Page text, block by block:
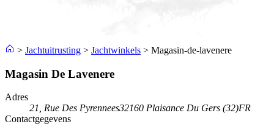
> Jachtuitrusting > Jachtwinkels > Magasin-de-lavenere
Magasin De Lavenere
Adres
21, Rue Des Pyrennees32160 Plaisance Du Gers (32)FR
Contactgegevens